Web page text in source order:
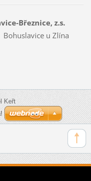
Březnice, z.s.
Bohuslavice u Zlína
Keřt